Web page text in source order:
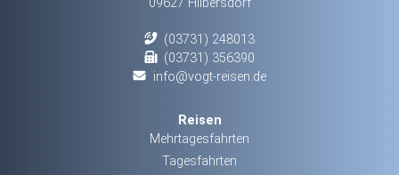
(03731) 248013
(03731) 356390
info@vogt-reisen.de
Reisen
Mehrtagesfahrten
Tagesfahrten